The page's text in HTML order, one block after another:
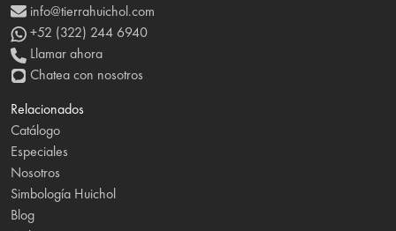
info@tierrahuichol.com
+52 (322) 244 6940
Llamar ahora
Chatea con nosotros
Relacionados
Catálogo
Especiales
Nosotros
Simbología Huichol
Blog